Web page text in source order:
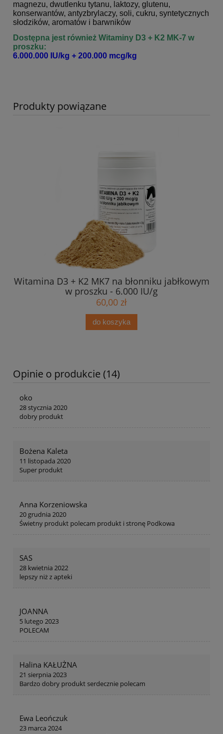
magnezu, dwutlenku tytanu, laktozy, glutenu,
konserwantów, antyzbrylaczy, soli, cukru, syntetycznych
słodzików, aromatów i barwników
Dostępna jest również Witaminy D3 + K2 MK-7 w
proszku:
6.000.000 IU/kg + 200.000 mcg/kg
Produkty powiązane
Witamina D3 + K2 MK7 na błonniku jabłkowym
w proszku - 6.000 IU/g
60,00 zł
do koszyka
Opinie o produkcie (14)
oko
28 stycznia 2020
dobry produkt
Bożena Kaleta
11 listopada 2020
Super produkt
Anna Korzeniowska
20 grudnia 2020
Świetny produkt polecam produkt i stronę Podkowa
SAS
28 kwietnia 2022
lepszy niż z apteki
JOANNA
5 lutego 2023
POLECAM
Halina KAŁUŻNA
21 sierpnia 2023
Bardzo dobry produkt serdecznie polecam
Ewa Leończuk
23 marca 2024